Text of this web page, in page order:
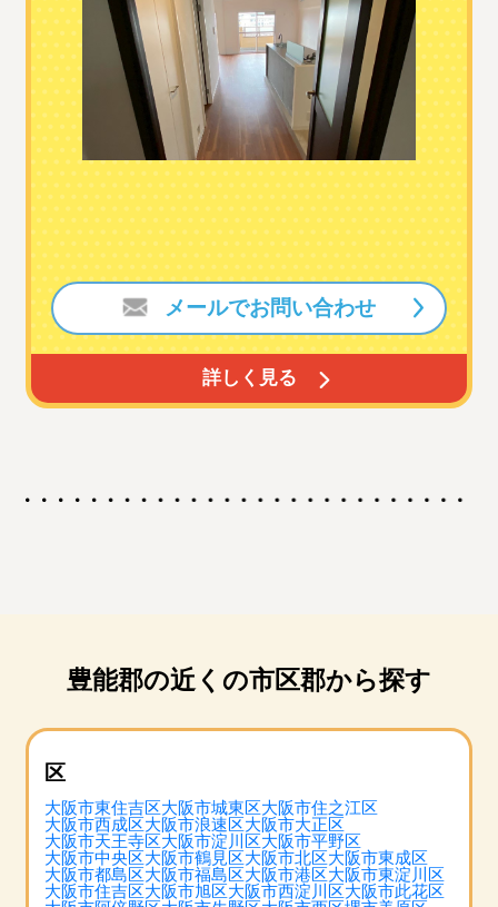
詳しく見る
メールでお問い合わせ
豊能郡の近くの市区郡から探す
区
大阪市東住吉区大阪市城東区大阪市住之江区
大阪市西成区大阪市浪速区大阪市大正区
大阪市天王寺区大阪市淀川区大阪市平野区
大阪市中央区大阪市鶴見区大阪市北区大阪市東成区
大阪市都島区大阪市福島区大阪市港区大阪市東淀川区
大阪市住吉区大阪市旭区大阪市西淀川区大阪市此花区